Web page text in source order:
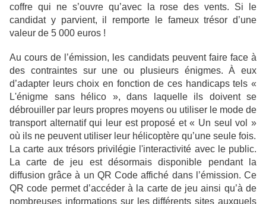
coffre qui ne s’ouvre qu’avec la rose des vents. Si le
candidat y parvient, il remporte le fameux trésor d’une
valeur de 5 000 euros !
Au cours de l’émission, les candidats peuvent faire face à
des contraintes sur une ou plusieurs énigmes. À eux
d’adapter leurs choix en fonction de ces handicaps tels «
L'énigme sans hélico », dans laquelle ils doivent se
débrouiller par leurs propres moyens ou utiliser le mode de
transport alternatif qui leur est proposé et « Un seul vol »
où ils ne peuvent utiliser leur hélicoptère qu’une seule fois.
La carte aux trésors privilégie l'interactivité avec le public.
La carte de jeu est désormais disponible pendant la
diffusion grâce à un QR Code affiché dans l’émission. Ce
QR code permet d’accéder à la carte de jeu ainsi qu’à de
nombreuses informations sur les différents sites auxquels